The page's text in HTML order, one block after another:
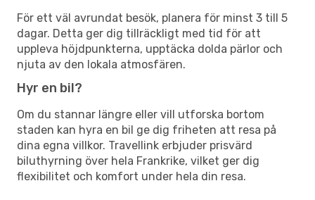
För ett väl avrundat besök, planera för minst 3 till 5
dagar. Detta ger dig tillräckligt med tid för att
uppleva höjdpunkterna, upptäcka dolda pärlor och
njuta av den lokala atmosfären.
Hyr en bil?
Om du stannar längre eller vill utforska bortom
staden kan hyra en bil ge dig friheten att resa på
dina egna villkor. Travellink erbjuder prisvärd
biluthyrning över hela Frankrike, vilket ger dig
flexibilitet och komfort under hela din resa.